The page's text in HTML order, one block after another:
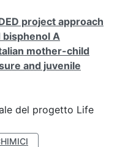
project approach
bisphenol A
mother-child
and juvenile
del progetto Life